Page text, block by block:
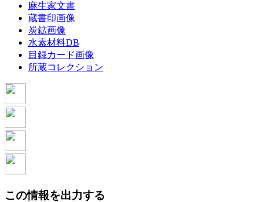
麻生家文書
蔵書印画像
炭鉱画像
水素材料DB
目録カード画像
所蔵コレクション
この情報を出力する